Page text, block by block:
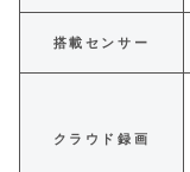
搭載センサー
クラウド録画